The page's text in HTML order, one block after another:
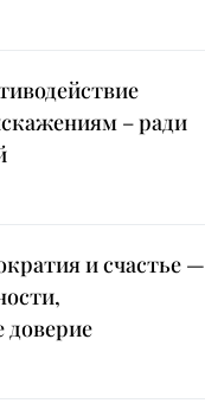
– ради
и счастье —